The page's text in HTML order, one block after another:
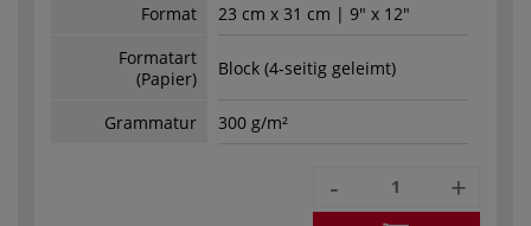
Format
23 cm x 31 cm | 9" x 12"
Formatart
(Papier)
Block (4-seitig geleimt)
Grammatur 300 g/m²
- +